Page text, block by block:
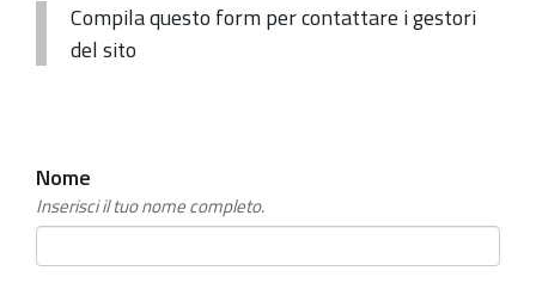
Compila questo form per contattare i gestori
del sito
Nome
Inserisci il tuo nome completo.